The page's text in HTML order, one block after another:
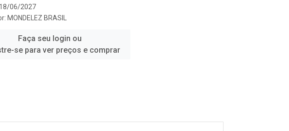
06/2027
MONDELEZ BRASIL
Faça seu login ou
se para ver preços e comprar